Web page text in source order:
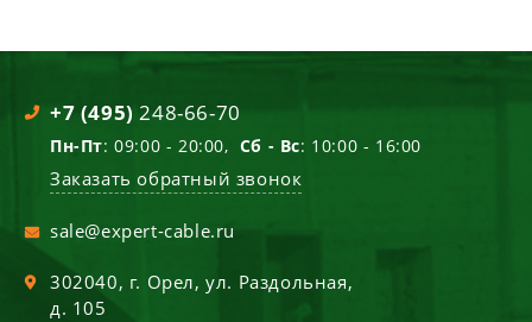
+7 (495) 248-66-70
Пн-Пт: 09:00 - 20:00, Сб - Вс: 10:00 - 16:00
Заказать обратный звонок
sale@expert-cable.ru
302040, г. Орел,ул. Раздольная,
д. 105